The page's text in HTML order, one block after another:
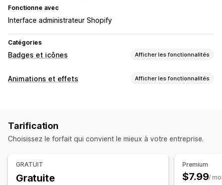
Fonctionne avec
Interface administrateur Shopify
Catégories
Badges et icônes Afficher les fonctionnalités
Types d’icônes
Personnalisation
Animations
Couleurs Texte personnalisé
Polices
Optimisation pour le format mobile
Position de l’icône
Animations et effets Afficher les fonctionnalités
Tarification
Choisissez le forfait qui convient le mieux à votre entreprise.
GRATUIT
Gratuite
Premium
$7.99/